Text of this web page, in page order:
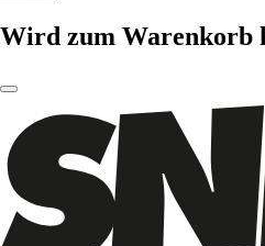
Wird zum Warenkorb